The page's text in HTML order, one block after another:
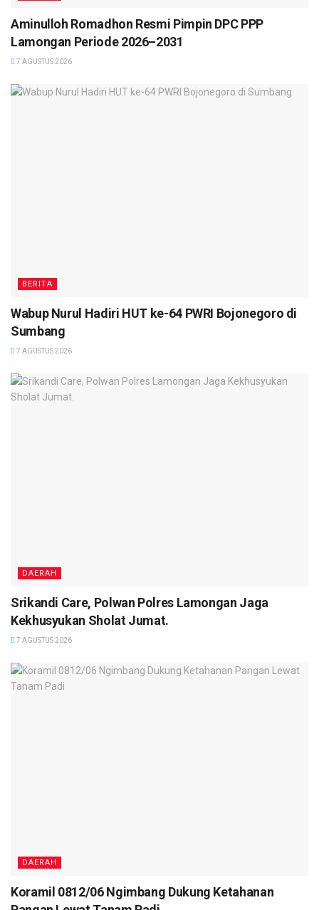
Aminulloh Romadhon Resmi Pimpin DPC PPP
Lamongan Periode 2026–2031
7 AGUSTUS 2026
BERITA
Wabup Nurul Hadiri HUT ke-64 PWRI Bojonegoro di
Sumbang
7 AGUSTUS 2026
DAERAH
Srikandi Care, Polwan Polres Lamongan Jaga
Kekhusyukan Sholat Jumat.
7 AGUSTUS 2026
DAERAH
Koramil 0812/06 Ngimbang Dukung Ketahanan